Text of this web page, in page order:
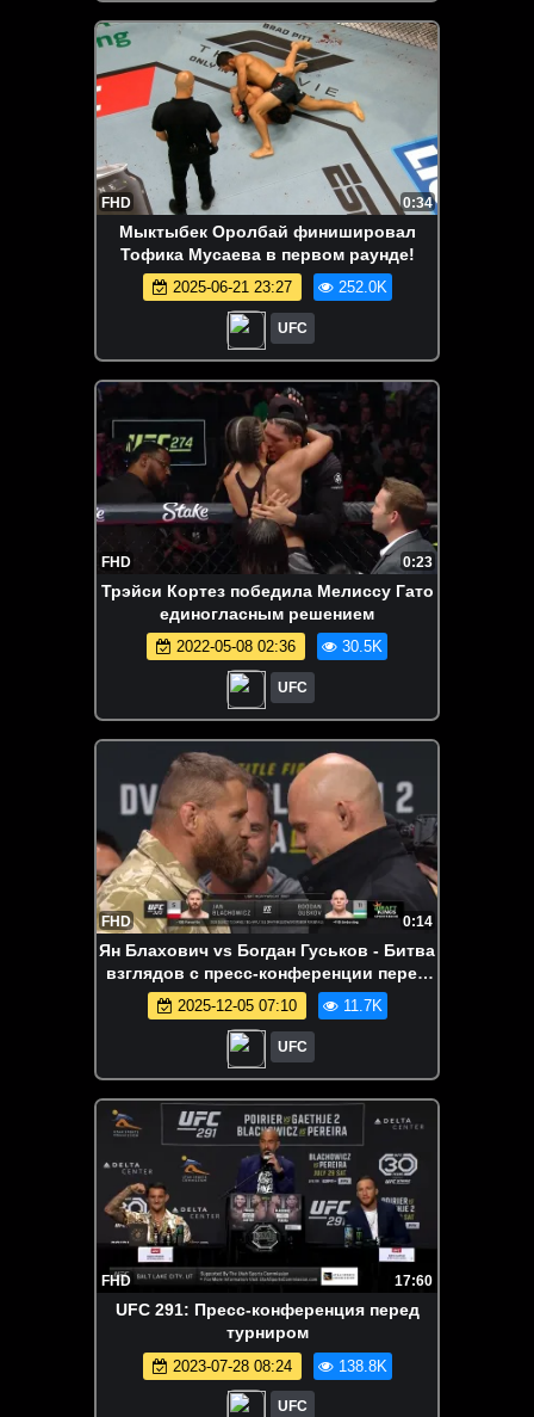
FHD 0:34
Мыктыбек Оролбай финишировал
Тофика Мусаева в первом раунде!
2025-06-21 23:27 252.0K
UFC
FHD 0:23
Трэйси Кортез победила Мелиссу Гато
единогласным решением
2022-05-08 02:36 30.5K
UFC
FHD 0:14
Ян Блахович vs Богдан Гуськов - Битва
взглядов с пресс-конференции перед
UFC 323
2025-12-05 07:10 11.7K
UFC
FHD 17:60
UFC 291: Пресс-конференция перед
турниром
2023-07-28 08:24 138.8K
UFC